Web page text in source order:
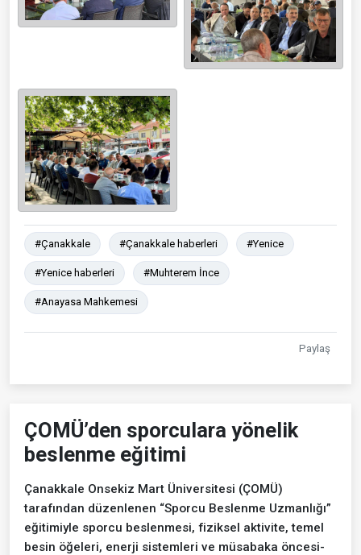
#Çanakkale #Çanakkale haberleri #Yenice
#Yenice haberleri #Muhterem İnce
#Anayasa Mahkemesi
Paylaş
ÇOMÜ’den sporculara yönelik
beslenme eğitimi
Çanakkale Onsekiz Mart Üniversitesi (ÇOMÜ)
tarafından düzenlenen “Sporcu Beslenme Uzmanlığı”
eğitimiyle sporcu beslenmesi, fiziksel aktivite, temel
besin öğeleri, enerji sistemleri ve müsabaka öncesi-